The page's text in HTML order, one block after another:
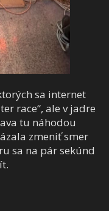
sa internet
race“, ale v jadre
tu náhodou
zmeniť smer
sa na pár sekúnd